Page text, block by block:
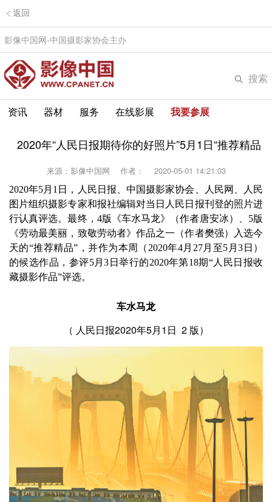
返回
影像中国网-中国摄影家协会主办
搜索
资讯 器材 服务 在线影展 我要参展
2020年“人民日报期待你的好照片”5月1日“推荐精品
来源：影像中国网 作者： 2020-05-01 14:21:03
2020年5月1日，人民日报、中国摄影家协会、人民网、人民
图片组织摄影专家和报社编辑对当日人民日报刊登的照片进
行认真评选。最终，4版《车水马龙》（作者唐安冰）、5版
《劳动最美丽，致敬劳动者》作品之一（作者樊强）入选今
天的“推荐精品”，并作为本周（2020年4月27月至5月3日）
的候选作品，参评5月3日举行的2020年第18期“人民日报收
藏摄影作品”评选。
车水马龙
（ 人民日报2020年5月1日 2 版）